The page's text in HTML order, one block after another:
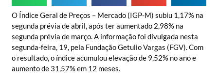
O Índice Geral de Preços – Mercado (IGP-M) subiu 1,17% na
segunda prévia de abril, após ter aumentado 2,98% na
segunda prévia de março. A informação foi divulgada nesta
segunda-feira, 19, pela Fundação Getulio Vargas (FGV). Com
o resultado, o índice acumulou elevação de 9,52% no ano e
aumento de 31,57% em 12 meses.